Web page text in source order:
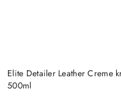
Elite Detailer Leather Creme
500ml